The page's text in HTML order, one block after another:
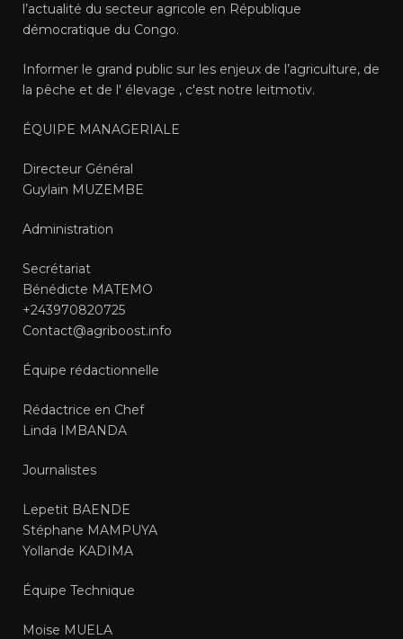
l’actualité du secteur agricole en République
démocratique du Congo.
Informer le grand public sur les enjeux de l’agriculture, de
la pêche et de l' élevage , c'est notre leitmotiv.
ÉQUIPE MANAGERIALE
Directeur Général
Guylain MUZEMBE
Administration
Secrétariat
Bénédicte MATEMO
+243970820725
Contact@agriboost.info
Équipe rédactionnelle
Rédactrice en Chef
Linda IMBANDA
Journalistes
Lepetit BAENDE
Stéphane MAMPUYA
Yollande KADIMA
Équipe Technique
Moise MUELA